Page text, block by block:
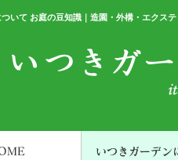
いて お庭の豆知識｜造園・外構・エクス
いつきガーデン